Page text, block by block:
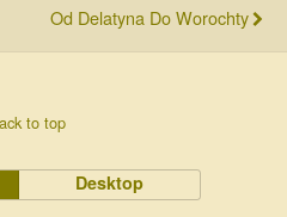
Od Delatyna Do Worochty
to top
Desktop